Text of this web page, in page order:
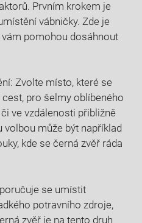
Prvním krokem je
vábničky. Zde je
pomohou dosáhnout
Zvolte místo, které se
pro šelmy oblíbeného
ve vzdálenosti přibližně
volbou může být například
kde se černá zvěř ráda
se umístit
potravního zdroje,
zvěř je na tento druh